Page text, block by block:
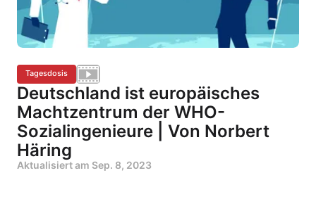
Tagesdosis
Deutschland ist europäisches
Machtzentrum der WHO-
Sozialingenieure | Von Norbert
Häring
Aktualisiert am Sep. 8, 2023